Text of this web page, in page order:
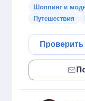
Шоппинг и
Путешествия